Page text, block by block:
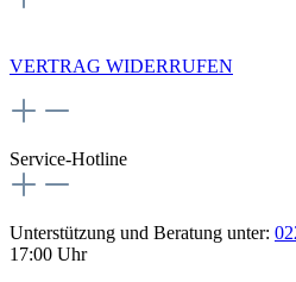
VERTRAG WIDERRUFEN
Service-Hotline
Unterstützung und Beratung unter:
17:00 Uhr